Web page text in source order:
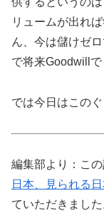
リュームが出れ
ん、今は儲けゼ
で将来Goodwillで
では今日はこのぐ
編集部より：こ
日本、見られる日
ていただきました